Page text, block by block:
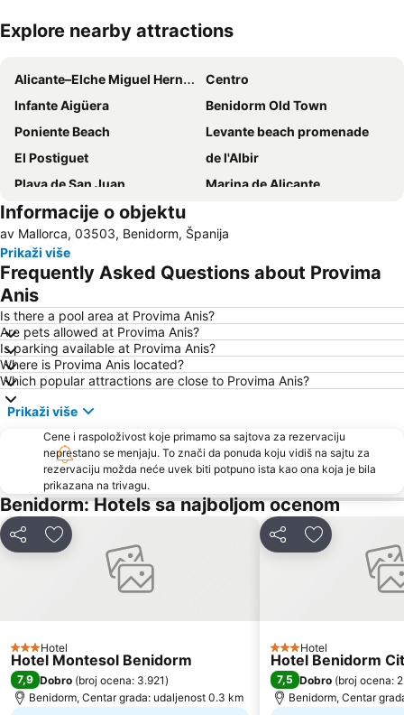
Explore nearby attractions
Alicante–Elche Miguel Hernández Airport
Centro
Infante Aigüera
Benidorm Old Town
Poniente Beach
Levante beach promenade
El Postiguet
de l'Albir
Playa de San Juan
Marina de Alicante
Ciutat
San Blas-Santo Domingo
Playa del Levante
Platja de La Cala de Finestrat
Altea beach
Playa de San Juan
Carolinas Altas
Casco Antiguo-Santa Cruz
Puerto de Alicante
del Saladar - Urbanova
Informacije o objektu
av Mallorca, 03503, Benidorm, Španija
Prikaži više
Frequently Asked Questions about Provima
Anis
Is there a pool area at Provima Anis?
Are pets allowed at Provima Anis?
Is parking available at Provima Anis?
Where is Provima Anis located?
Which popular attractions are close to Provima Anis?
Prikaži više
Cene i raspoloživost koje primamo sa sajtova za rezervaciju
neprestano se menjaju. To znači da ponuda koju vidiš na sajtu za
rezervaciju možda neće uvek biti potpuno ista kao ona koja je bila
prikazana na trivagu.
Benidorm: Hotels sa najboljom ocenom
Deli Dodati u favorite
3 Zvezdice
Hotel
Hotel Montesol Benidorm
7,9 Dobro (broj ocena: 3.921)
Benidorm, Centar grada: udaljenost 0.3 km
Deli Dodati u
3 Zvezdice
Hotel
Hotel Benidorm
7,5 Dobro (broj ocena:
Benidorm, Centar